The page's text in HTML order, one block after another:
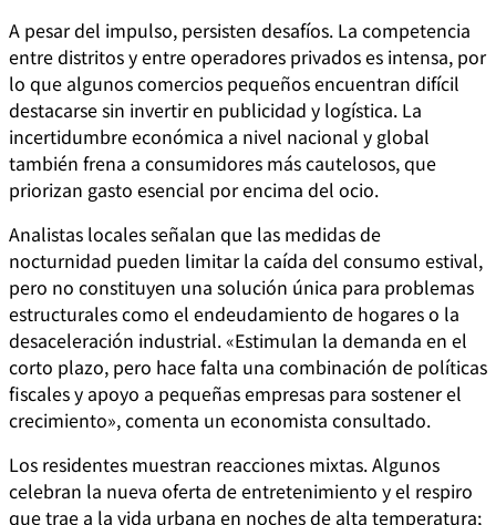
A pesar del impulso, persisten desafíos. La competencia
entre distritos y entre operadores privados es intensa, por
lo que algunos comercios pequeños encuentran difícil
destacarse sin invertir en publicidad y logística. La
incertidumbre económica a nivel nacional y global
también frena a consumidores más cautelosos, que
priorizan gasto esencial por encima del ocio.
Analistas locales señalan que las medidas de
nocturnidad pueden limitar la caída del consumo estival,
pero no constituyen una solución única para problemas
estructurales como el endeudamiento de hogares o la
desaceleración industrial. «Estimulan la demanda en el
corto plazo, pero hace falta una combinación de políticas
fiscales y apoyo a pequeñas empresas para sostener el
crecimiento», comenta un economista consultado.
Los residentes muestran reacciones mixtas. Algunos
celebran la nueva oferta de entretenimiento y el respiro
que trae a la vida urbana en noches de alta temperatura;